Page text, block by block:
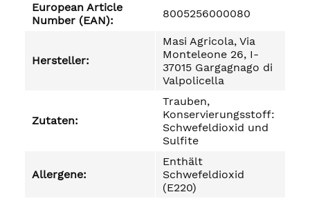
European Article
Number (EAN):
8005256000080
Hersteller:
Masi Agricola, Via
Monteleone 26, I-
37015 Gargagnago di
Valpolicella
Zutaten:
Trauben,
Konservierungsstoff:
Schwefeldioxid und
Sulfite
Allergene:
Enthält
Schwefeldioxid
(E220)